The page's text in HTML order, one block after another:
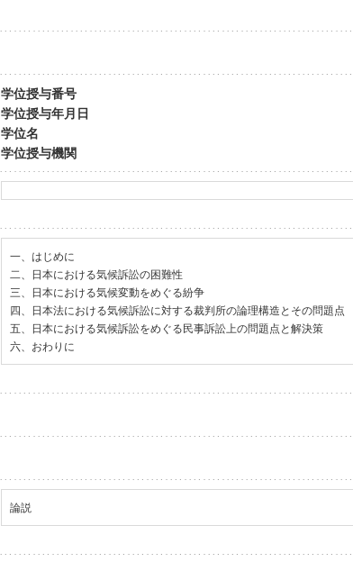
学位授与番号
学位授与年月日
学位名
学位授与機関
一、はじめに
二、日本における気候訴訟の困難性
三、日本における気候変動をめぐる紛争
四、日本法における気候訴訟に対する裁判所の論理構造とその問題点
五、日本における気候訴訟をめぐる民事訴訟上の問題点と解決策
六、おわりに
論説